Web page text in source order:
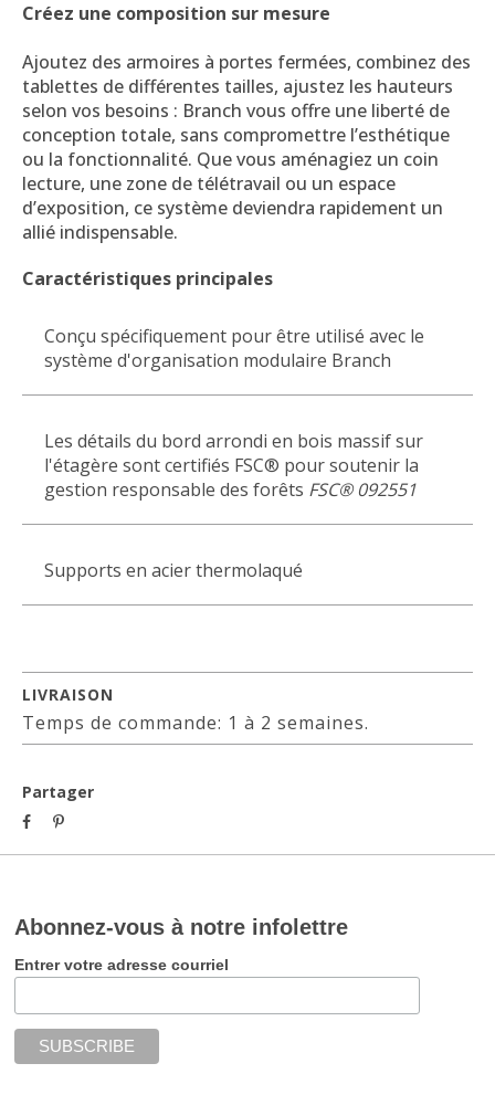
Créez une composition sur mesure
Ajoutez des armoires à portes fermées, combinez des
tablettes de différentes tailles, ajustez les hauteurs
selon vos besoins : Branch vous offre une liberté de
conception totale, sans compromettre l’esthétique
ou la fonctionnalité. Que vous aménagiez un coin
lecture, une zone de télétravail ou un espace
d’exposition, ce système deviendra rapidement un
allié indispensable.
Caractéristiques principales
Conçu spécifiquement pour être utilisé avec le
système d'organisation modulaire Branch
Les détails du bord arrondi en bois massif sur
l'étagère sont certifiés FSC® pour soutenir la
gestion responsable des forêts FSC® 092551
Supports en acier thermolaqué
LIVRAISON
Temps de commande: 1 à 2 semaines.
Partager
Abonnez-vous à notre infolettre
Entrer votre adresse courriel